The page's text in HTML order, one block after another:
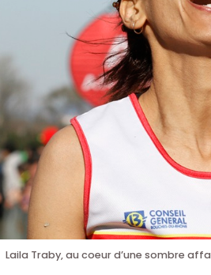
Laila Traby, au coeur d’une sombre